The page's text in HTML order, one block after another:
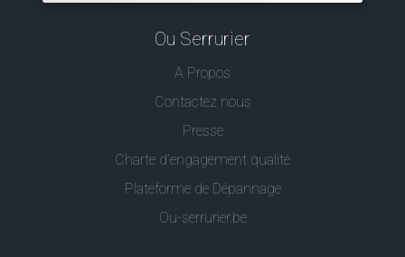
Ou Serrurier
A Propos
Contactez nous
Presse
Charte d’engagement qualité
Plateforme de Dépannage
Ou-serrurier.be